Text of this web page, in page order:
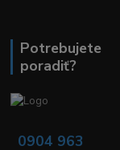
Potrebujete
poradiť?
0904 963